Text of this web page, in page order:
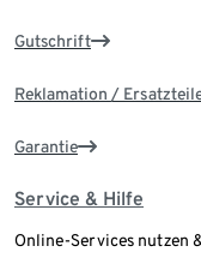
Gutschrift
Reklamation /
Garantie
Service & Hilfe
Online-Services nutzen